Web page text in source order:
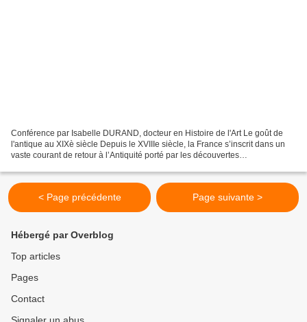
Conférence par Isabelle DURAND, docteur en Histoire de l'Art Le goût de
l'antique au XIXè siècle Depuis le XVIIIe siècle, la France s’inscrit dans un
vaste courant de retour à l’Antiquité porté par les découvertes
< Page précédente Page suivante >
Hébergé par Overblog
Top articles
Pages
Contact